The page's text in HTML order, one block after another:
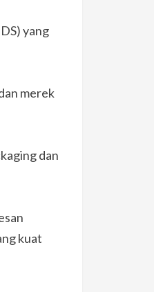
yang
merek
dan
kuat